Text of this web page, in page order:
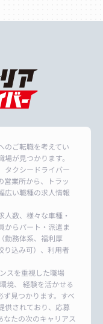
のご転職を考えてい
が見つかります。
タクシードライバー
営業所から、トラッ
広い職種の求人情報
人数、様々な車種・
からパート・派遣ま
勤務体系、福利厚
り込み可）、利用者
スを重視した職場
境、 経験を活かせる
見つかります。すべ
供されており、応募
なたの次のキャリアス